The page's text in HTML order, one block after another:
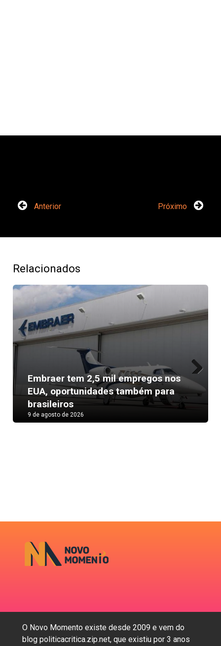
Anterior Próximo
Relacionados
Embraer tem 2,5 mil empregos nos
EUA, oportunidades também para
brasileiros
9 de agosto de 2026
Next
O Novo Momento existe desde 2009 e vem do
blog politicacritica.zip.net, que existiu por 3 anos